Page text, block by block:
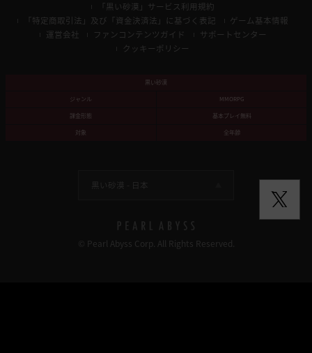
「黒い砂漠」サービス利用規約
「特定商取引法」及び「資金決済法」に基づく表記
ゲーム基本情報
運営会社
ファンコンテンツガイド
サポートセンター
クッキーポリシー
黒い砂漠
ジャンル
MMORPG
課金形態
基本プレイ無料
対象
全年齢
黒い砂漠 - 日本
© Pearl Abyss Corp. All Rights Reserved.